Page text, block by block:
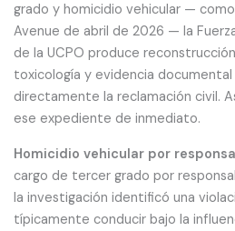
grado y homicidio vehicular —
Avenue de abril de 2026 — la
de la UCPO produce
toxicología y evidencia documental
directamente la reclamación civil.
ese expediente de inmediato.
Homicidio vehicular por
cargo de tercer grado por
la investigación identificó una
típicamente conducir bajo la